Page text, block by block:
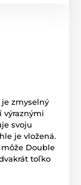
zmyselný
výraznými
svoju
je vložená.
Double
toľko